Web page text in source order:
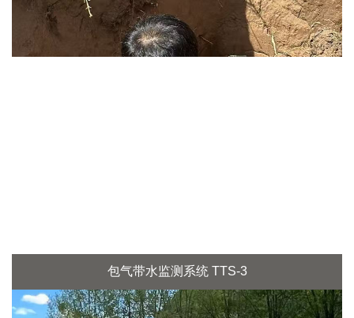
包气带水监测系统 TTS-3